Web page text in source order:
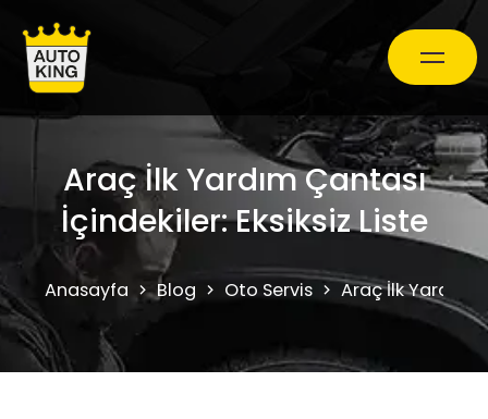
Araç Bakım ve Onarım
Oto Ekspertiz Hizmetleri
Kampanyalar
Araç İlk Yardım Çantası
İçindekiler: Eksiksiz Liste
Anasayfa Blog Oto Servis Araç İlk Yardım